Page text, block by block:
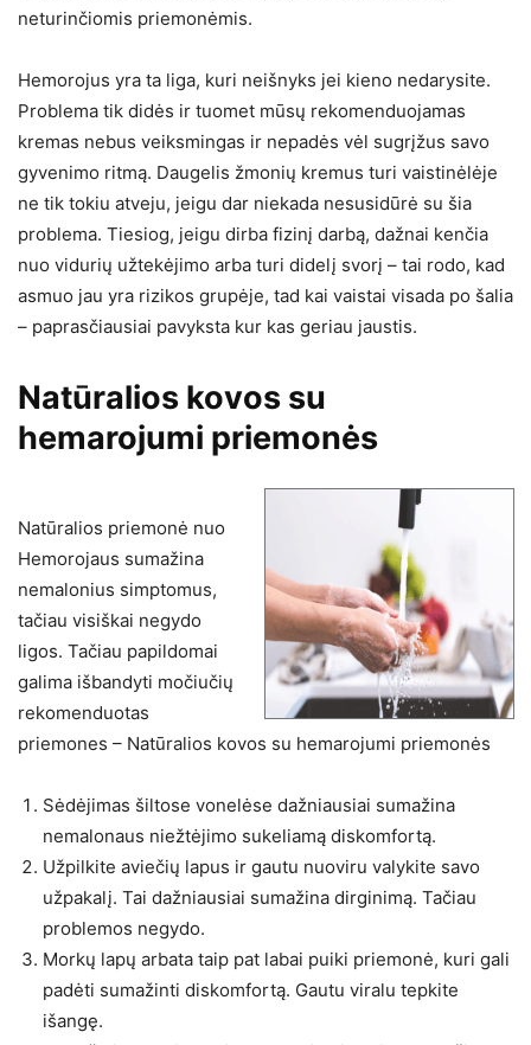
neturinčiomis priemonėmis.
Hemorojus yra ta liga, kuri neišnyks jei kieno nedarysite.
Problema tik didės ir tuomet mūsų rekomenduojamas
kremas nebus veiksmingas ir nepadės vėl sugrįžus savo
gyvenimo ritmą. Daugelis žmonių kremus turi vaistinėlėje
ne tik tokiu atveju, jeigu dar niekada nesusidūrė su šia
problema. Tiesiog, jeigu dirba fizinį darbą, dažnai kenčia
nuo vidurių užtekėjimo arba turi didelį svorį – tai rodo, kad
asmuo jau yra rizikos grupėje, tad kai vaistai visada po šalia
– paprasčiausiai pavyksta kur kas geriau jaustis.
Natūralios kovos su
hemarojumi priemonės
Natūralios priemonė nuo
Hemorojaus sumažina
nemalonius simptomus,
tačiau visiškai negydo
ligos. Tačiau papildomai
galima išbandyti močiučių
rekomenduotas
priemones – Natūralios kovos su hemarojumi priemonės
Sėdėjimas šiltose vonelėse dažniausiai sumažina
nemalonaus niežtėjimo sukeliamą diskomfortą.
Užpilkite aviečių lapus ir gautu nuoviru valykite savo
užpakalį. Tai dažniausiai sumažina dirginimą. Tačiau
problemos negydo.
Morkų lapų arbata taip pat labai puiki priemonė, kuri gali
padėti sumažinti diskomfortą. Gautu viralu tepkite
išangę.